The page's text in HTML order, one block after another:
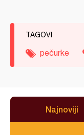
TAGOVI
pečurke
Najnoviji